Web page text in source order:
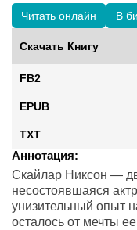
Читать онлайн В
Скачать Книгу
FB2
EPUB
TXT
Аннотация:
Скайлар Никсон —
несостоявшаяся
унизительный опыт
осталось от мечты